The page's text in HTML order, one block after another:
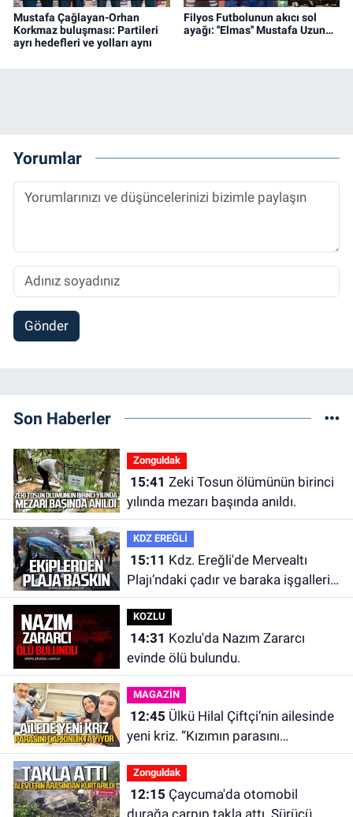
Mustafa Çağlayan-Orhan
Korkmaz buluşması: Partileri
ayrı hedefleri ve yolları aynı
Filyos Futbolunun akıcı sol
ayağı: ''Elmas'' Mustafa Uzun…
Yorumlar
Gönder
Son Haberler
Zonguldak
15:41
yılında mezarı başında anıldı.
KDZ EREĞLİ
15:11
Plajı’ndaki çadır ve baraka işgalleri
kaldırıldı.
KOZLU
14:31
evinde ölü bulundu.
MAGAZİN
12:45
yeni kriz. “Kızımın parasını
çapkınlıkta yiyor”
Zonguldak
12:15
durağa çarpıp takla attı. Sürücü